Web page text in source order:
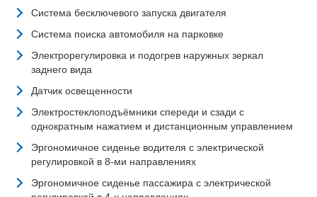
Система бесключевого запуска двигателя
Система поиска автомобиля на парковке
Электрорегулировка и подогрев наружных зеркал
заднего вида
Датчик освещенности
Электростеклоподъёмники спереди и сзади с
однократным нажатием и дистанционным управлением
Эргономичное сиденье водителя с электрической
регулировкой в 8-ми направлениях
Эргономичное сиденье пассажира с электрической